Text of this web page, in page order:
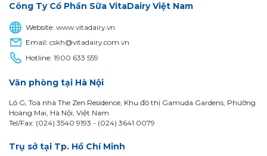
Công Ty Cổ Phần Sữa VitaDairy Việt Nam
Website:www.vitadairy.vn
Email:cskh@vitadairy.com.vn
Hotline:1900 633 559
Văn phòng tại Hà Nội
Lô G, Toà nhà The Zen Residence, Khu đô thị Gamuda Gardens, Phường
Hoàng Mai, Hà Nội, Việt Nam
Tel/Fax: (024) 3540 9193 - (024) 3641 0079
Trụ sở tại Tp. Hồ Chí Minh